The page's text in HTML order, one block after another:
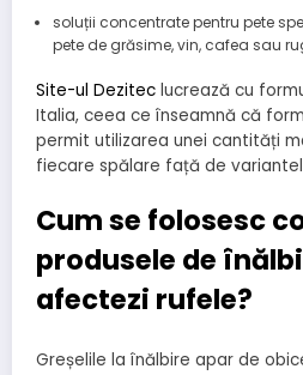
soluții concentrate pentru pete
pete de grăsime, vin, cafea sau
Site-ul Dezitec lucrează cu
Italia, ceea ce înseamnă că
permit utilizarea unei cantități
fiecare spălare față de
Cum se folosesc
produsele de
afectezi rufele?
Greșelile la înălbire apar de